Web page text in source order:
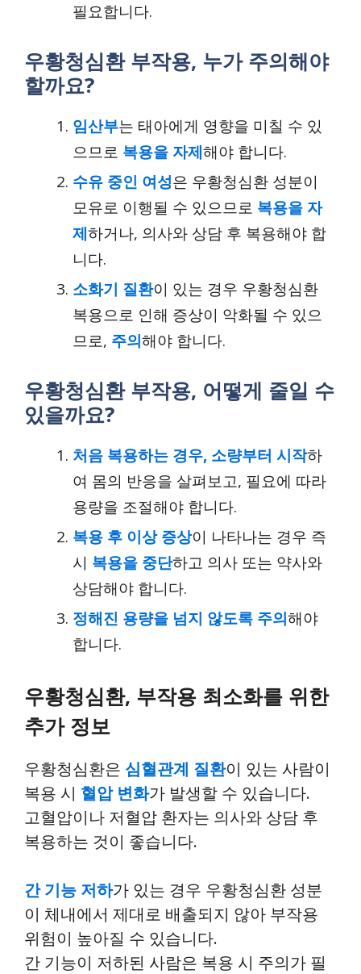
필요합니다.
우황청심환 부작용, 누가 주의해야
할까요?
임산부는 태아에게 영향을 미칠 수 있
으므로 복용을 자제해야 합니다.
수유 중인 여성은 우황청심환 성분이
모유로 이행될 수 있으므로 복용을 자
제하거나, 의사와 상담 후 복용해야 합
니다.
소화기 질환이 있는 경우 우황청심환
복용으로 인해 증상이 악화될 수 있으
므로, 주의해야 합니다.
우황청심환 부작용, 어떻게 줄일 수
있을까요?
처음 복용하는 경우, 소량부터 시작하
여 몸의 반응을 살펴보고, 필요에 따라
용량을 조절해야 합니다.
복용 후 이상 증상이 나타나는 경우 즉
시 복용을 중단하고 의사 또는 약사와
상담해야 합니다.
정해진 용량을 넘지 않도록 주의해야
합니다.
우황청심환, 부작용 최소화를 위한
추가 정보
우황청심환은 심혈관계 질환이 있는 사람이
복용 시 혈압 변화가 발생할 수 있습니다.
고혈압이나 저혈압 환자는 의사와 상담 후
복용하는 것이 좋습니다.
간 기능 저하가 있는 경우 우황청심환 성분
이 체내에서 제대로 배출되지 않아 부작용
위험이 높아질 수 있습니다.
간 기능이 저하된 사람은 복용 시 주의가 필